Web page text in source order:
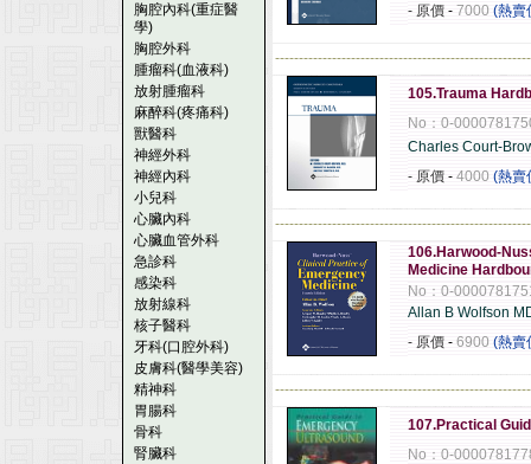
胸腔內科(重症醫
學)
胸腔外科
腫瘤科(血液科)
放射腫瘤科
麻醉科(疼痛科)
獸醫科
神經外科
神經內科
小兒科
心臟內科
心臟血管外科
急診科
感染科
放射線科
核子醫科
牙科(口腔外科)
皮膚科(醫學美容)
精神科
胃腸科
骨科
腎臟科
- 原價 - 7000 (熱賣
105.Trauma
No：0-
Charles Court-
- 原價 - 4000 (熱賣
106.Harwood-
Medicine
No：0-
Allan B Wolfson
- 原價 - 6900 (熱賣
107.Practical
No：0-